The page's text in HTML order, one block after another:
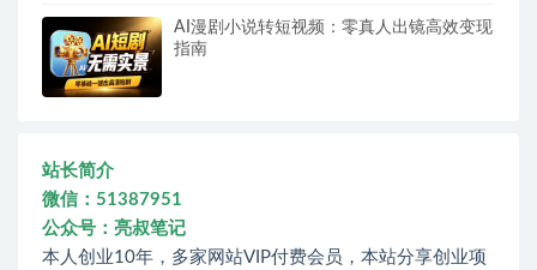
AI漫剧小说转短视频：零真人出镜高效变现
指南
站长简介
微信：51387951
公众号：亮叔笔记
本人创业10年，多家网站VIP付费会员，本站分享创业项